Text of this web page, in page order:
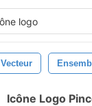
Vecteur
Icône Logo